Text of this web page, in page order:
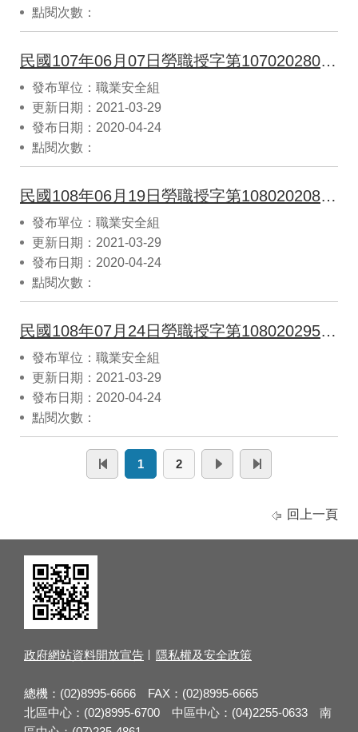
點閱次數：
民國107年06月07日勞職授字第1070202802號公告指定交流電焊機用自動電擊防止裝置為職業安全衛生法第7條第1項所稱中央主管機關指定設備
發布單位：職業安全組
更新日期：2021-03-29
發布日期：2020-04-24
點閱次數：
民國108年06月19日勞職授字第1080202086號公告指定金屬材料加工用車床(含數值控制車床)與金屬材料加工用加工中心機(含搪床、銑床、傳送機)應適用之國家標準或國際標準
發布單位：職業安全組
更新日期：2021-03-29
發布日期：2020-04-24
點閱次數：
民國108年07月24日勞職授字第1080202956號公告「指定車床（含數值控制車床）及加工中心機為職業安全衛生法第7條第1項所稱中央主管機關指定之機械」
發布單位：職業安全組
更新日期：2021-03-29
發布日期：2020-04-24
點閱次數：
1 2
回上一頁
政府網站資料開放宣告 隱私權及安全政策
總機：(02)8995-6666 FAX：(02)8995-6665
北區中心：(02)8995-6700 中區中心：(04)2255-0633 南